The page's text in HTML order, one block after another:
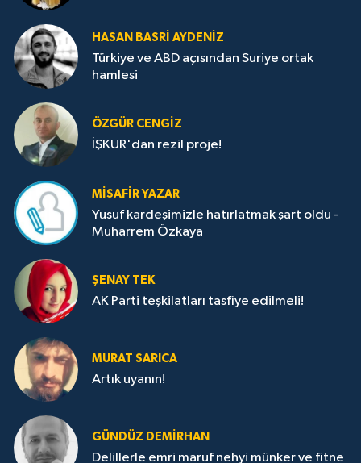
HASAN BASRI AYDENIZ
Türkiye ve ABD açısından Suriye ortak
hamlesi
ÖZGÜR CENGIZ
İŞKUR'dan rezil proje!
MISAFIR YAZAR
Yusuf kardeşimizle hatırlatmak şart oldu -
Muharrem Özkaya
ŞENAY TEK
AK Parti teşkilatları tasfiye edilmeli!
MURAT SARICA
Artık uyanın!
GÜNDÜZ DEMIRHAN
Delillerle emri maruf nehyi münker ve fitne